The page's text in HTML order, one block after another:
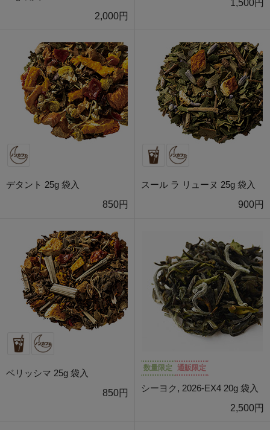
2,000円
1,500円
デタント 25g 袋入
850円
スール ラ リューヌ 25g 袋入
900円
ベリッシマ 25g 袋入
850円
数量限定 通販限定
シーヨク, 2026-EX4 20g 袋入
2,500円